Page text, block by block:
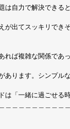
は自力で解決できる
が出てスッキリでき
れば複雑な関係であ
あります。シンプル
は「一緒に過ごせる